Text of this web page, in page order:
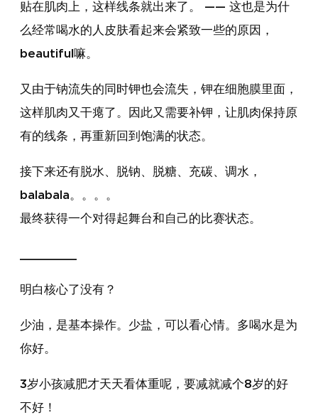
贴在肌肉上，这样线条就出来了。 —— 这也是为什
么经常喝水的人皮肤看起来会紧致一些的原因，
beautiful嘛。
又由于钠流失的同时钾也会流失，钾在细胞膜里面，
这样肌肉又干瘪了。因此又需要补钾，让肌肉保持原
有的线条，再重新回到饱满的状态。
接下来还有脱水、脱钠、脱糖、充碳、调水，
balabala。。。。
最终获得一个对得起舞台和自己的比赛状态。
明白核心了没有？
少油，是基本操作。少盐，可以看心情。多喝水是为
你好。
3岁小孩减肥才天天看体重呢，要减就减个8岁的好
不好！